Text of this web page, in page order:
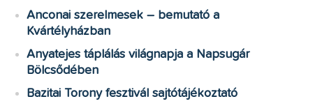
Anconai szerelmesek – bemutató a
Kvártélyházban
Anyatejes táplálás világnapja a Napsugár
Bölcsődében
Bazitai Torony fesztivál sajtótájékoztató